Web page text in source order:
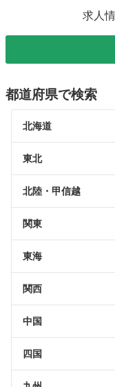
求人
都道府県で検索
北海道
東北
北陸・甲信越
関東
東海
関西
中国
四国